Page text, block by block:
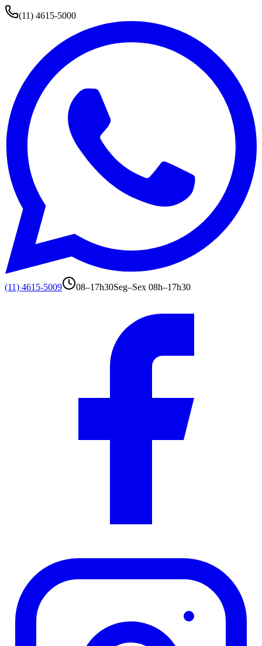
(11) 4615-5000
(11) 4615-5009 08–17h30Seg–Sex 08h–17h30